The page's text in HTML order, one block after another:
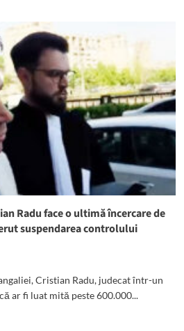
Radu face o ultimă încercare de
suspendarea controlului
Cristian Radu, judecat într-un
ar fi luat mită peste 600.000...